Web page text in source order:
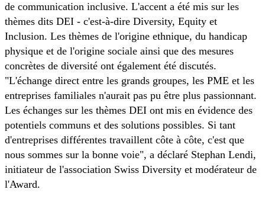
de communication inclusive. L'accent a été mis sur les
thèmes dits DEI - c'est-à-dire Diversity, Equity et
Inclusion. Les thèmes de l'origine ethnique, du handicap
physique et de l'origine sociale ainsi que des mesures
concrètes de diversité ont également été discutés.
"L'échange direct entre les grands groupes, les PME et les
entreprises familiales n'aurait pas pu être plus passionnant.
Les échanges sur les thèmes DEI ont mis en évidence des
potentiels communs et des solutions possibles. Si tant
d'entreprises différentes travaillent côte à côte, c'est que
nous sommes sur la bonne voie", a déclaré Stephan Lendi,
initiateur de l'association Swiss Diversity et modérateur de
l'Award.